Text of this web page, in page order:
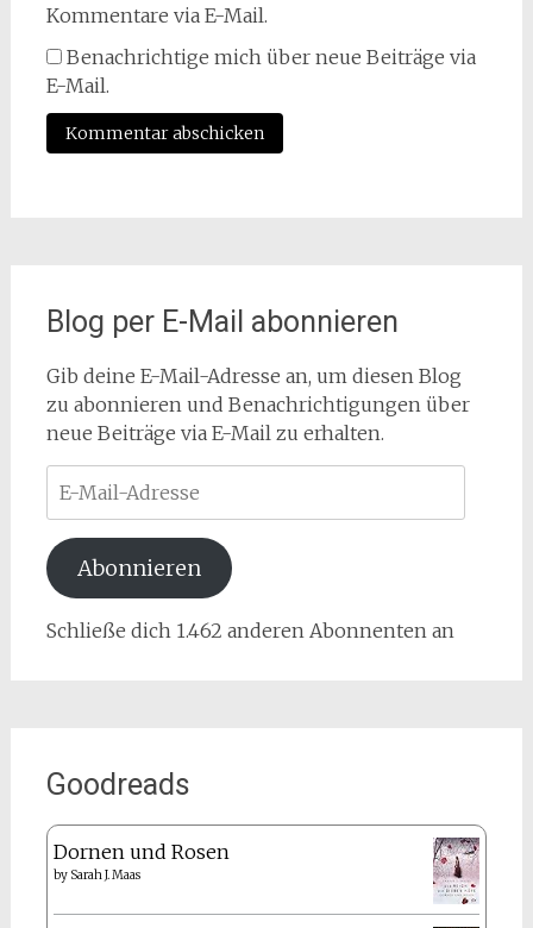
Kommentare via E-Mail.
Benachrichtige mich über neue Beiträge via
E-Mail.
Blog per E-Mail abonnieren
Gib deine E-Mail-Adresse an, um diesen Blog
zu abonnieren und Benachrichtigungen über
neue Beiträge via E-Mail zu erhalten.
Mail-
Adresse
Abonnieren
Schließe dich 1.462 anderen Abonnenten an
Goodreads
Dornen und Rosen
by Sarah J. Maas